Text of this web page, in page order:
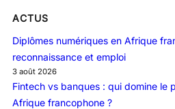
ACTUS
Diplômes numériques en Afrique
reconnaissance et emploi
3 août 2026
Fintech vs banques : qui domine le
Afrique francophone ?